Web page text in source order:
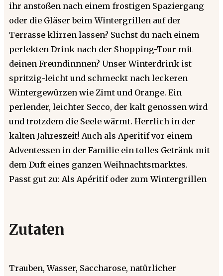
ihr anstoßen nach einem frostigen Spaziergang
oder die Gläser beim Wintergrillen auf der
Terrasse klirren lassen? Suchst du nach einem
perfekten Drink nach der Shopping-Tour mit
deinen Freundinnnen? Unser Winterdrink ist
spritzig-leicht und schmeckt nach leckeren
Wintergewürzen wie Zimt und Orange. Ein
perlender, leichter Secco, der kalt genossen wird
und trotzdem die Seele wärmt. Herrlich in der
kalten Jahreszeit! Auch als Aperitif vor einem
Adventessen in der Familie ein tolles Getränk mit
dem Duft eines ganzen Weihnachtsmarktes.
Passt gut zu: Als Apéritif oder zum Wintergrillen
Zutaten
Trauben, Wasser, Saccharose, natürlicher